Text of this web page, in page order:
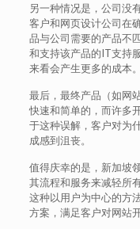
另一种情况是，公司没
客户和网页设计公司在
品与公司需要的产品不
和支持该产品的IT支持
来看会产生更多的成本。
最后，最终产品（如网
快速和简单的，而许多
于这种误解，客户对为
成感到沮丧。
值得庆幸的是，新加坡
其流程和服务来减轻所
这种以用户为中心的方
方案，满足客户对网站